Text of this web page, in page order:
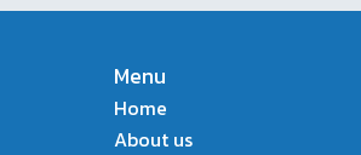
Menu
Home
About us